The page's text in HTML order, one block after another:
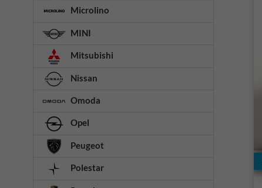
Microlino
MINI
Mitsubishi
Nissan
Omoda
Opel
Peugeot
Polestar